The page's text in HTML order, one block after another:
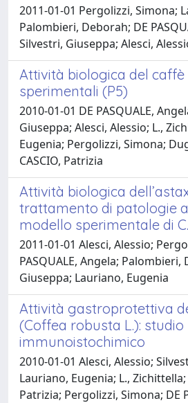
2011-01-01 Pergolizzi, Simona;
Palombieri, Deborah; DE
Silvestri, Giuseppa; Alesci,
Attività biologica del caffè
sperimentali (P5)
2010-01-01 DE PASQUALE,
Giuseppa; Alesci, Alessio; L.,
Eugenia; Pergolizzi, Simona;
CASCIO, Patrizia
Attività biologica
trattamento di patologie
modello sperimentale di
2011-01-01 Alesci, Alessio;
PASQUALE, Angela;
Giuseppa; Lauriano, Eugenia
Attività gastroprotettiva
(Coffea robusta L.): studio
immunoistochimico
2010-01-01 Alesci, Alessio;
Lauriano, Eugenia; L., Zichittella;
Patrizia; Pergolizzi, Simona; DE